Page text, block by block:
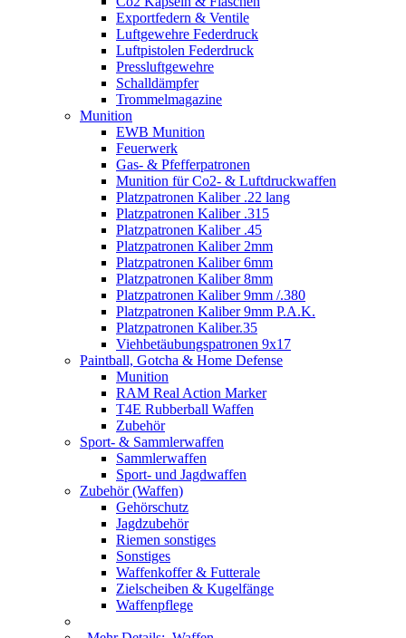
Exportfedern & Ventile
Luftgewehre Federdruck
Luftpistolen Federdruck
Pressluftgewehre
Schalldämpfer
Trommelmagazine
Munition
EWB Munition
Feuerwerk
Gas- & Pfefferpatronen
Munition für Co2- & Luftdruckwaffen
Platzpatronen Kaliber .22 lang
Platzpatronen Kaliber .315
Platzpatronen Kaliber .45
Platzpatronen Kaliber 2mm
Platzpatronen Kaliber 6mm
Platzpatronen Kaliber 8mm
Platzpatronen Kaliber 9mm /.380
Platzpatronen Kaliber 9mm P.A.K.
Platzpatronen Kaliber.35
Viehbetäubungspatronen 9x17
Paintball, Gotcha & Home Defense
Munition
RAM Real Action Marker
T4E Rubberball Waffen
Zubehör
Sport- & Sammlerwaffen
Sammlerwaffen
Sport- und Jagdwaffen
Zubehör (Waffen)
Gehörschutz
Jagdzubehör
Riemen sonstiges
Sonstiges
Waffenkoffer & Futterale
Zielscheiben & Kugelfänge
Waffenpflege